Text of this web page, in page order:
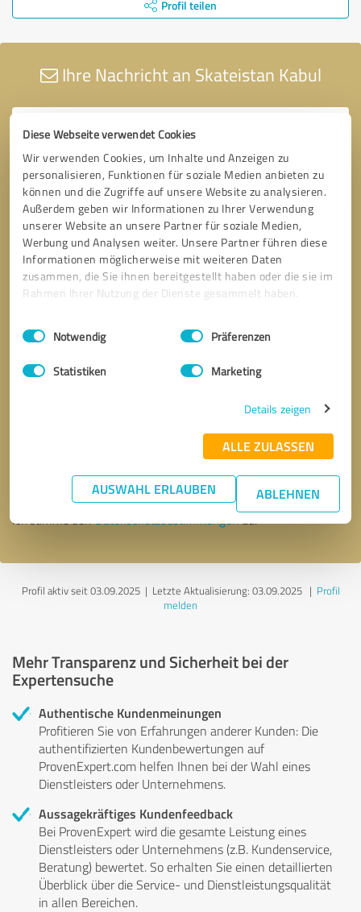
Diese Webseite verwendet Cookies
Wir verwenden Cookies, um Inhalte und Anzeigen zu
personalisieren, Funktionen für soziale Medien anbieten zu
können und die Zugriffe auf unsere Website zu analysieren.
Außerdem geben wir Informationen zu Ihrer Verwendung
unserer Website an unsere Partner für soziale Medien,
Werbung und Analysen weiter. Unsere Partner führen diese
Informationen möglicherweise mit weiteren Daten
zusammen, die Sie ihnen bereitgestellt haben oder die sie im
Rahmen Ihrer Nutzung der Dienste gesammelt haben.
Impressum Datenschutzbestimmungen
Einwilligungsauswahl
Notwendig Präferenzen
Statistiken Marketing
Details zeigen
ALLE ZULASSEN
AUSWAHL ERLAUBEN ABLEHNEN
Profil teilen
Ihre Nachricht an Skateistan Kabul
* Erforderliche Angaben
Nachricht senden
Ich stimme denDatenschutzbestimmungenzu.
Profil aktiv seit 03.09.2025 | Letzte Aktualisierung: 03.09.2025| Profil
melden
Mehr Transparenz und Sicherheit bei der
Expertensuche
Authentische Kundenmeinungen
Profitieren Sie von Erfahrungen anderer Kunden: Die
authentifizierten Kundenbewertungen auf
ProvenExpert.com helfen Ihnen bei der Wahl eines
Dienstleisters oder Unternehmens.
Aussagekräftiges Kundenfeedback
Bei ProvenExpert wird die gesamte Leistung eines
Dienstleisters oder Unternehmens (z.B. Kundenservice,
Beratung) bewertet. So erhalten Sie einen detaillierten
Überblick über die Service- und Dienstleistungsqualität
in allen Bereichen.